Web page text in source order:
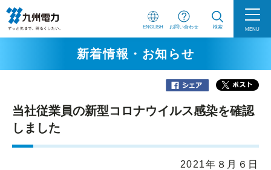
ENGLISH お問い合わせ 検索 MENU
新着情報・お知らせ
当社従業員の新型コロナウイルス感染を確認
しました
2021年８月６日